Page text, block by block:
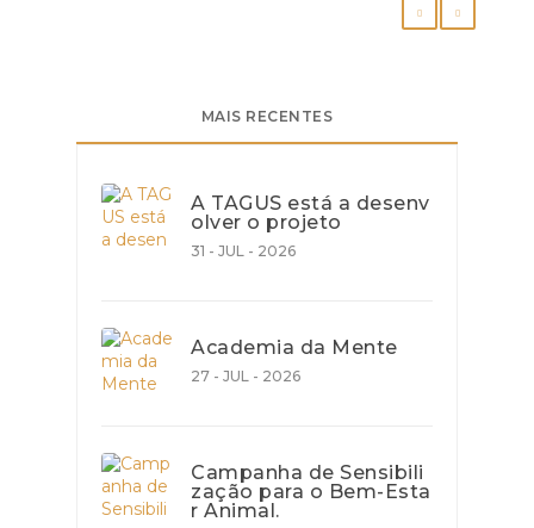
MAIS RECENTES
A TAGUS está a desenv
olver o projeto
31 - JUL - 2026
Academia da Mente
27 - JUL - 2026
Campanha de Sensibili
zação para o Bem-Esta
r Animal.